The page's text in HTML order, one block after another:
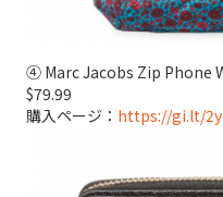
④ Marc Jacobs Zip Phone
$79.99
購入ページ： https://gi.lt/